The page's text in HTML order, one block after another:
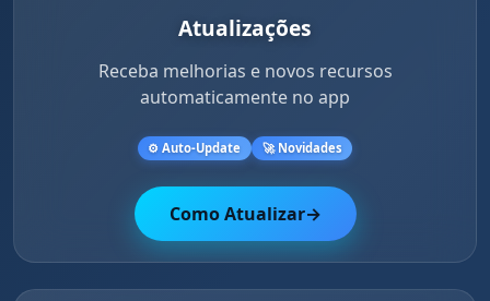
Atualizações
Receba melhorias e novos recursos
automaticamente no app
⚙️ Auto-Update 🚀 Novidades
Como Atualizar→